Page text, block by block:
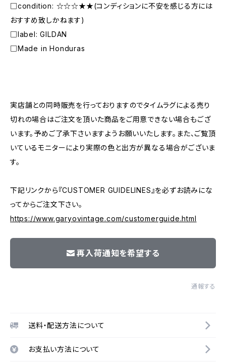
□condition: ☆☆☆★★(コンディションに不安を感じる方には
おすすめ致しかねます)
□label: GILDAN
□Made in Honduras
実店舗との同時販売を行っておりますのでタイムラグによる売り
切れの場合はご注文を頂いた商品をご用意できない場合もござ
います。予めご了承下さいますようお願いいたします。また、ご覧頂
いているモニターにより実際の色と出方が異なる場合がございま
す。
下記リンクから『CUSTOMER GUIDELINES』を必ずお読みにな
ってからご注文下さい。
https://www.garyovintage.com/customerguide.html
再入荷通知を希望する
通報する
送料・配送方法について
お支払い方法について